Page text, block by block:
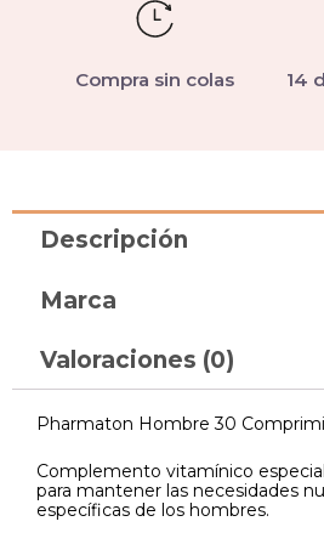
Compra sin colas 14
Descripción
Marca
Valoraciones (0)
Pharmaton Hombre 30
Complemento vitamínico
para mantener las necesidades
específicas de los hombres.